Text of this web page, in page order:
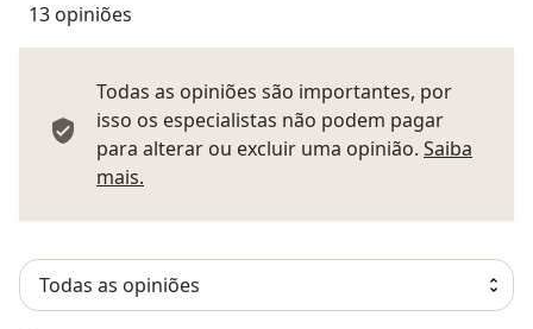
13 opiniões
Todas as opiniões são importantes, por
isso os especialistas não podem pagar
para alterar ou excluir uma opinião. Saiba
mais.